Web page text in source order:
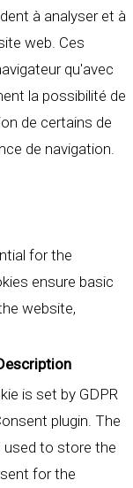
à analyser et à
web. Ces
qu'avec
la possibilité de
de certains de
de navigation.
for the
ensure basic
website,
is set by GDPR
plugin. The
used to store the
for the